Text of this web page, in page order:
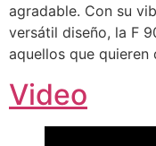
agradable. Con su
versátil diseño, la F
aquellos que quieren
Video